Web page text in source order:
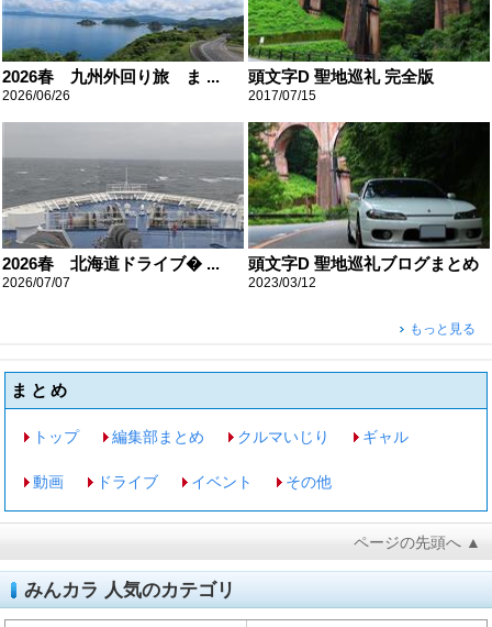
2026春 九州外回り旅 ま ...
2026/06/26
頭文字D 聖地巡礼 完全版
2017/07/15
2026春 北海道ドライブ� ...
2026/07/07
頭文字D 聖地巡礼ブログまとめ
2023/03/12
もっと見る
まとめ
トップ 編集部まとめ クルマいじり ギャル
動画 ドライブ イベント その他
ページの先頭へ ▲
みんカラ 人気のカテゴリ